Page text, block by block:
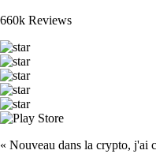
660k Reviews
« Nouveau dans la crypto, j'ai